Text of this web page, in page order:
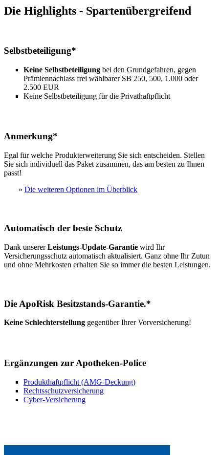
Die Highlights - Spartenübergreifend
Selbstbeteiligung*
Keine Selbstbeteiligung bei den Grundgefahren, gegen
Prämiennachlass frei wählbarer SB 250, 500, 1.000 oder
2.500 EUR
Keine Selbstbeteiligung für die Privathaftpflicht
Anmerkung*
Egal für welche Produkterweiterung Sie sich entscheiden. Stellen
Sie sich individuell das Paket zusammen, das am besten zu Ihnen
passt!
» Die weiteren Optionen im Überblick
Automatisch der beste Schutz
Dank unsererLeistungs-Update-Garantie wird Ihr
Versicherungsschutz automatisch aktualisiert. Ganz ohne Ihr Zutun
und ohne Mehrkosten erhalten Sie so immer die besten Leistungen.
Die ApoRisk Besitzstands-Garantie.*
Keine Schlechterstellung gegenüber Ihrer Vorversicherung!
Ergänzungen zur Apotheken-Police
Produkthaftpflicht (AMG-Deckung)
Rechtsschutzversicherung
Cyber-Versicherung